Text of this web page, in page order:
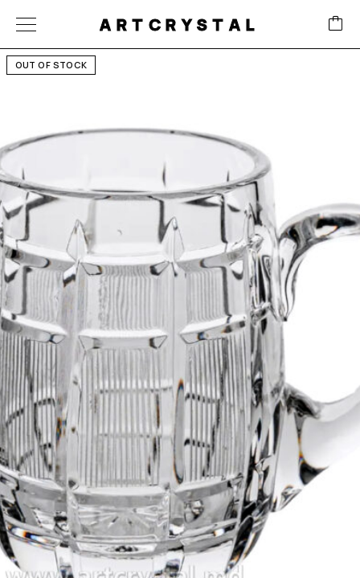
ARTCRYSTAL
OUT OF STOCK